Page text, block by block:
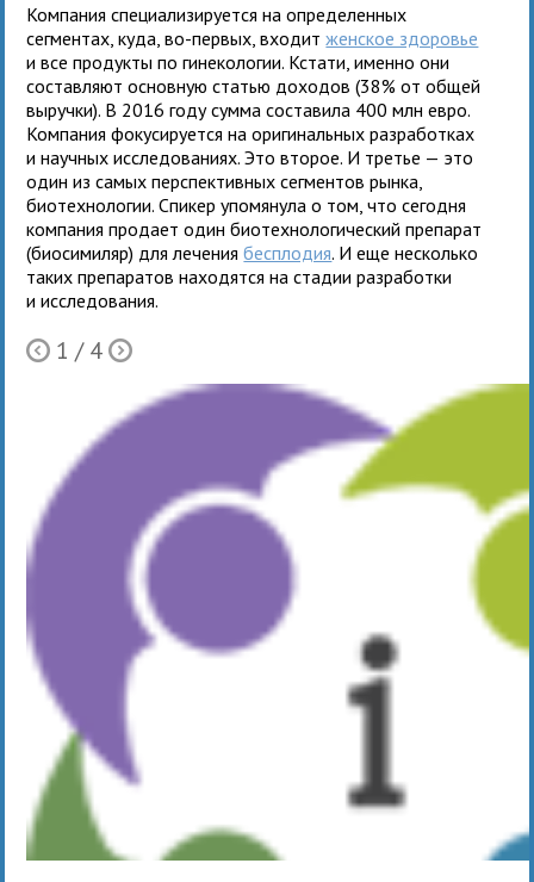
Компания специализируется на определенных
сегментах, куда, во-первых, входитженское здоровье
и все продукты по гинекологии. Кстати, именно они
составляют основную статью доходов (38% от общей
выручки). В 2016 году сумма составила 400 млн евро.
Компания фокусируется на оригинальных разработках
и научных исследованиях. Это второе. И третье — это
один из самых перспективных сегментов рынка,
биотехнологии. Спикер упомянула о том, что сегодня
компания продает один биотехнологический препарат
(биосимиляр) для лечениябесплодия. И еще несколько
таких препаратов находятся на стадии разработки
и исследования.
Ò 1 / 4Õ